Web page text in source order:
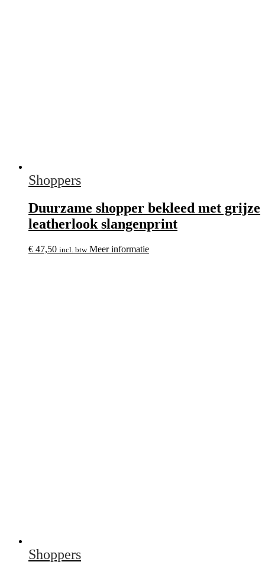
Shoppers
Duurzame shopper bekleed met grijze
leatherlook slangenprint
€ 47,50 incl. btw Meer informatie
Shoppers